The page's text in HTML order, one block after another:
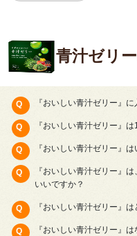
青汁ゼリ
『おいしい青汁ゼリー』
『おいしい青汁ゼリー』
『おいしい青汁ゼリー』
『おいしい青汁ゼリー』
いいですか？
『おいしい青汁ゼリー』
『おいしい青汁ゼリー』